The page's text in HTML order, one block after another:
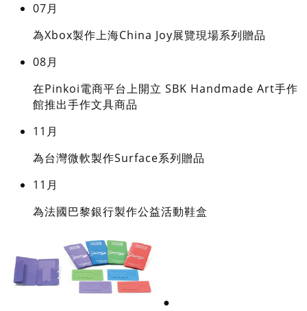
07月
為Xbox製作上海China Joy展覽現場系列贈品
08月
在Pinkoi電商平台上開立 SBK Handmade Art手作
館推出手作文具商品
11月
為台灣微軟製作Surface系列贈品
11月
為法國巴黎銀行製作公益活動鞋盒
●